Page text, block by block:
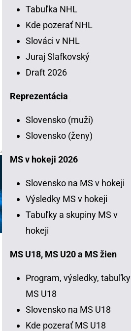
Tabuľka NHL
Kde pozerať NHL
Slováci v NHL
Juraj Slafkovský
Draft 2026
Reprezentácia
Slovensko (muži)
Slovensko (ženy)
MS v hokeji 2026
Slovensko na MS v hokeji
Výsledky MS v hokeji
Tabuľky a skupiny MS v
hokeji
MS U18, MS U20 a MS žien
Program, výsledky, tabuľky
MS U18
Slovensko na MS U18
Kde pozerať MS U18